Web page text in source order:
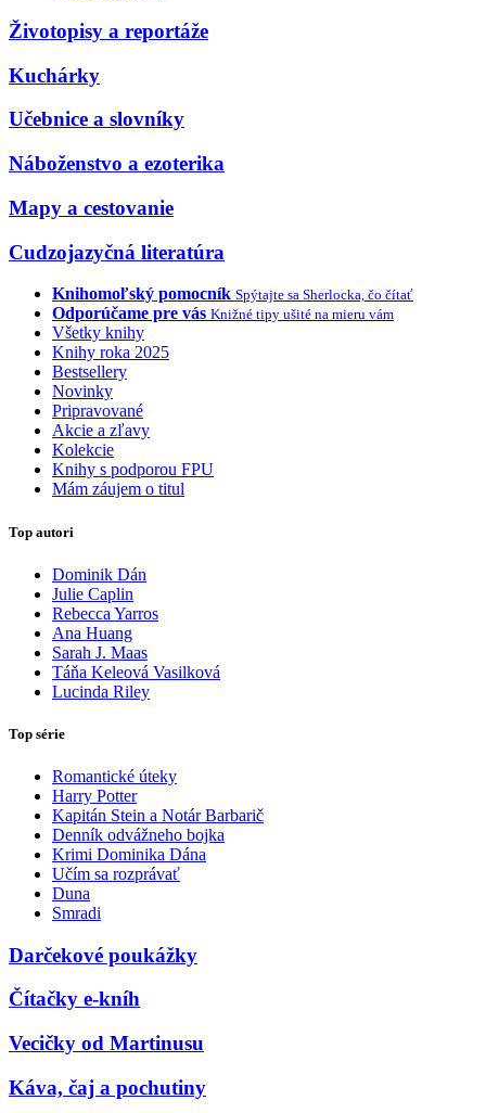
Životopisy a reportáže
Kuchárky
Učebnice a slovníky
Náboženstvo a ezoterika
Mapy a cestovanie
Cudzojazyčná literatúra
Knihomoľský pomocník Spýtajte sa Sherlocka, čo čítať
Odporúčame pre vás Knižné tipy ušité na mieru vám
Všetky knihy
Knihy roka 2025
Bestsellery
Novinky
Pripravované
Akcie a zľavy
Kolekcie
Knihy s podporou FPU
Mám záujem o titul
Top autori
Dominik Dán
Julie Caplin
Rebecca Yarros
Ana Huang
Sarah J. Maas
Táňa Keleová Vasilková
Lucinda Riley
Top série
Romantické úteky
Harry Potter
Kapitán Stein a Notár Barbarič
Denník odvážneho bojka
Krimi Dominika Dána
Učím sa rozprávať
Duna
Smradi
Darčekové poukážky
Čítačky e-kníh
Vecičky od Martinusu
Káva, čaj a pochutiny